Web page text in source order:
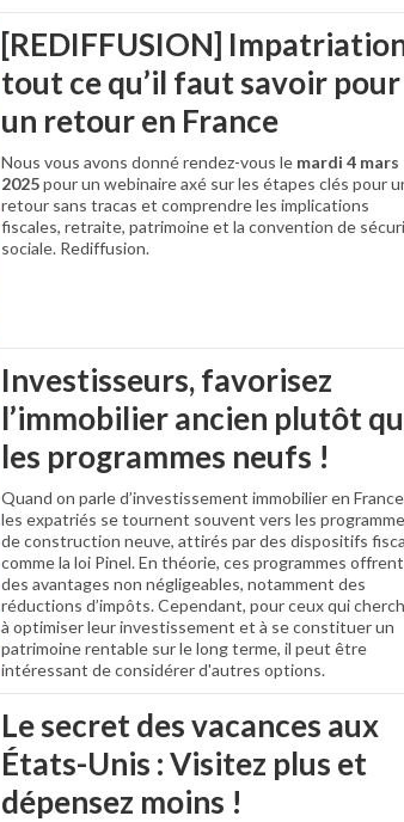
[REDIFFUSION]
tout ce qu’il faut savoir pour
un retour en France
Nous vous avons donné rendez-vous le mardi 4 mars
2025pour un webinaire axé sur les étapes clés pour
retour sans tracas et comprendre les implications
fiscales, retraite, patrimoine et la convention de
sociale. Rediffusion.
Investisseurs, favorisez
l’immobilier ancien plutôt
les programmes neufs !
Quand on parle d’investissement immobilier en
les expatriés se tournent souvent vers les
de construction neuve, attirés par des dispositifs
comme la loi Pinel. En théorie, ces programmes offrent
des avantages non négligeables, notamment des
réductions d’impôts. Cependant, pour ceux qui
à optimiser leur investissement et à se constituer un
patrimoine rentable sur le long terme, il peut être
intéressant de considérer d'autres options.
Le secret des vacances aux
États-Unis : Visitez plus et
dépensez moins !